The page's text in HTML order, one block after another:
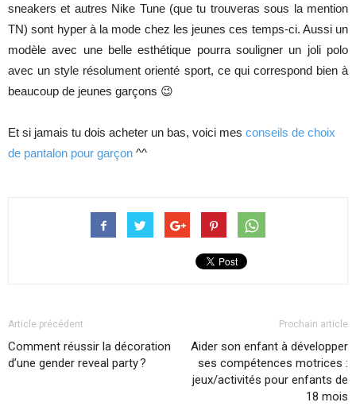
sneakers et autres Nike Tune (que tu trouveras sous la mention
TN) sont hyper à la mode chez les jeunes ces temps-ci. Aussi un
modèle avec une belle esthétique pourra souligner un joli polo
avec un style résolument orienté sport, ce qui correspond bien à
beaucoup de jeunes garçons 😉
Et si jamais tu dois acheter un bas, voici mes conseils de choix
de pantalon pour garçon ^^
Article précédent
Comment réussir la décoration
d’une gender reveal party ?
Prochain article
Aider son enfant à développer
ses compétences motrices :
jeux/activités pour enfants de
18 mois